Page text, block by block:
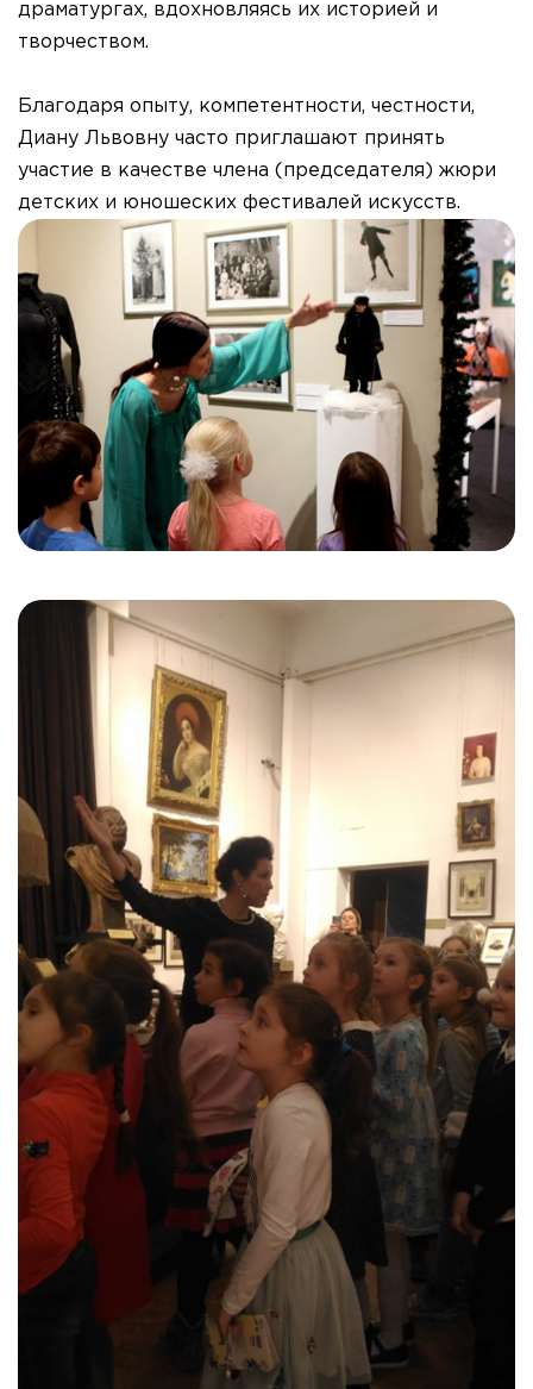
драматургах, вдохновляясь их историей и
творчеством.
Благодаря опыту, компетентности, честности,
Диану Львовну часто приглашают принять
участие в качестве члена (председателя) жюри
детских и юношеских фестивалей искусств.